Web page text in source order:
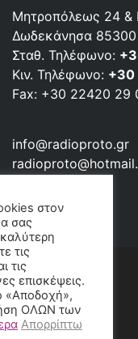
Μητροπόλεως 24 &
Δωδεκάνησα 85300
Σταθ. Τηλέφωνο:
Κιν. Τηλέφωνο: +30
Fax: +30 22420 29
info@radioproto.gr
στον
σας
τις
τις
επισκέψεις.
«Αποδοχή»,
ΟΛΩΝ των
Απορρίπτω